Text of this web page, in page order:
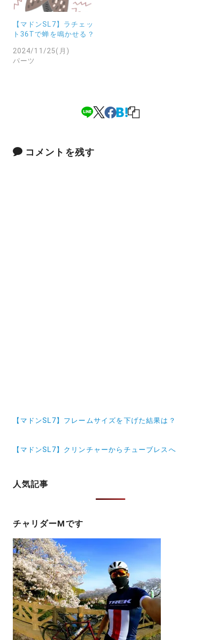
【マドンSL7】ラチェッ
ト36Tで蝉を鳴かせる？
2024/11/25(月)
パーツ
コメントを残す
投
ナ
ゲ
シ
ン
【マドンSL7】フレームサイズを下げた結果は？
【マドンSL7】クリンチャーからチューブレスへ
人気記事
チャリダーMです